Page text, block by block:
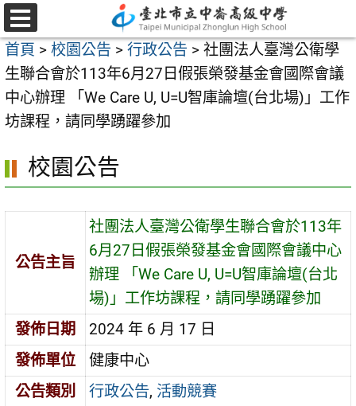
跳
至
主
要
內
容
選
單
首頁 > 校園公告 > 行政公告 > 社團法人臺灣公衛學
生聯合會於113年6月27日假張榮發基金會國際會議
中心辦理 「We Care U, U=U智庫論壇(台北場)」工作
坊課程，請同學踴躍參加
校園公告
公告主旨
社團法人臺灣公衛學生聯合會於113年
6月27日假張榮發基金會國際會議中心
辦理 「We Care U, U=U智庫論壇(台北
場)」工作坊課程，請同學踴躍參加
發佈日期
2024 年 6 月 17 日
發佈單位
健康中心
公告類別
行政公告, 活動競賽